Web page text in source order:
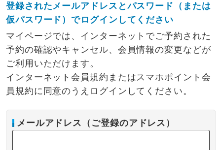
登録されたメールアドレスとパスワード（または
仮パスワード）でログインしてください
マイページでは、インターネットでご予約された
予約の確認やキャンセル、会員情報の変更などが
ご利用いただけます。
インターネット会員規約またはスマホポイント会
員規約に同意のうえログインしてください。
メールアドレス（ご登録のアドレス）